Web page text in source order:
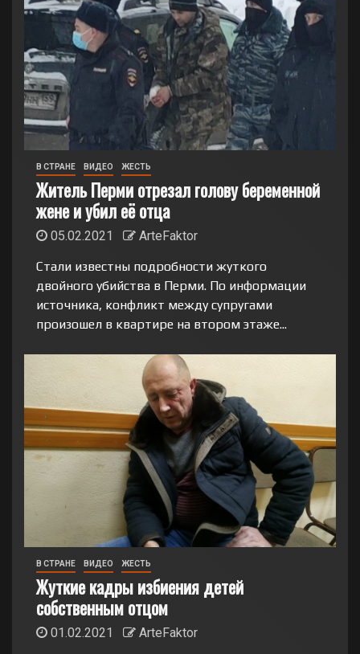
В СТРАНЕ ВИДЕО ЖЕСТЬ
Житель Перми отрезал голову беременной
жене и убил её отца
05.02.2021
ArteFaktor
Стали известны подробности жуткого
двойного убийства в Перми. По информации
источника, конфликт между супругами
произошел в квартире на втором этаже...
В СТРАНЕ ВИДЕО ЖЕСТЬ
Жуткие кадры избиения детей
собственным отцом
01.02.2021
ArteFaktor